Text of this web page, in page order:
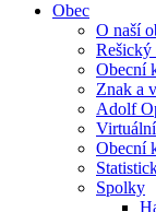
Obec
O naší
Rešický
Obecní
Znak a
Adolf
Obecní
Spolky